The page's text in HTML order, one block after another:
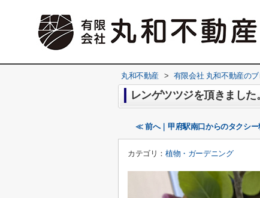
丸和不動産 > 有限会社 丸和不動産の
レンゲツツジを頂きました
≪ 前へ｜甲府駅南口からのタクシー
カテゴリ：植物・ガーデニング